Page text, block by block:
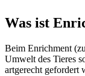
Was ist
Beim Enrichment
Umwelt des Tieres
artgerecht gefordert